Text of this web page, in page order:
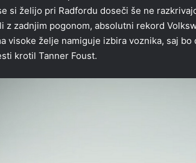
si želijo pri Radfordu doseči še ne
z zadnjim pogonom, absolutni rekord
visoke želje namiguje izbira voznika, saj
krotil Tanner Foust.